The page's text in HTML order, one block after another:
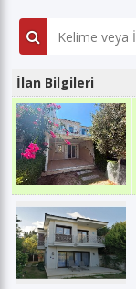
İlan Bilgileri